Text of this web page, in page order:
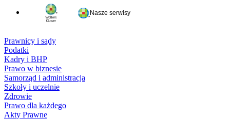
Nasze serwisy
Prawnicy i sądy
Podatki
Kadry i BHP
Prawo w biznesie
Samorząd i administracja
Szkoły i uczelnie
Zdrowie
Prawo dla każdego
Akty Prawne